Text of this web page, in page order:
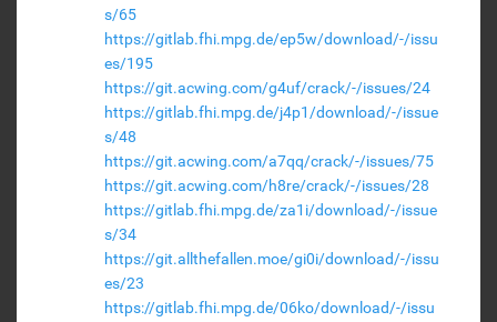
s/65
https://gitlab.fhi.mpg.de/ep5w/download/-/issu
es/195
https://git.acwing.com/g4uf/crack/-/issues/24
https://gitlab.fhi.mpg.de/j4p1/download/-/issue
s/48
https://git.acwing.com/a7qq/crack/-/issues/75
https://git.acwing.com/h8re/crack/-/issues/28
https://gitlab.fhi.mpg.de/za1i/download/-/issue
s/34
https://git.allthefallen.moe/gi0i/download/-/issu
es/23
https://gitlab.fhi.mpg.de/06ko/download/-/issu